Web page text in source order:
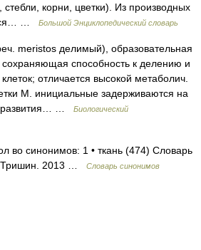
корни, цветки). Из производных
…
Большой Энциклопедический словарь
meristos делимый), образовательная
сохраняющая способность к делению и
отличается высокой метаболич.
М. инициальные задерживаются на
развития… …
Биологический
во синонимов: 1 • ткань (474) Словарь
Тришин. 2013 …
Словарь синонимов